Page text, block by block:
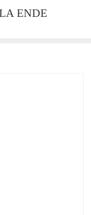
ENDE